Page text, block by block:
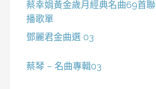
蔡幸娟黃金歲月經典名曲69首聯
播歌單
鄧麗君金曲選 03
蔡琴 – 名曲專輯03